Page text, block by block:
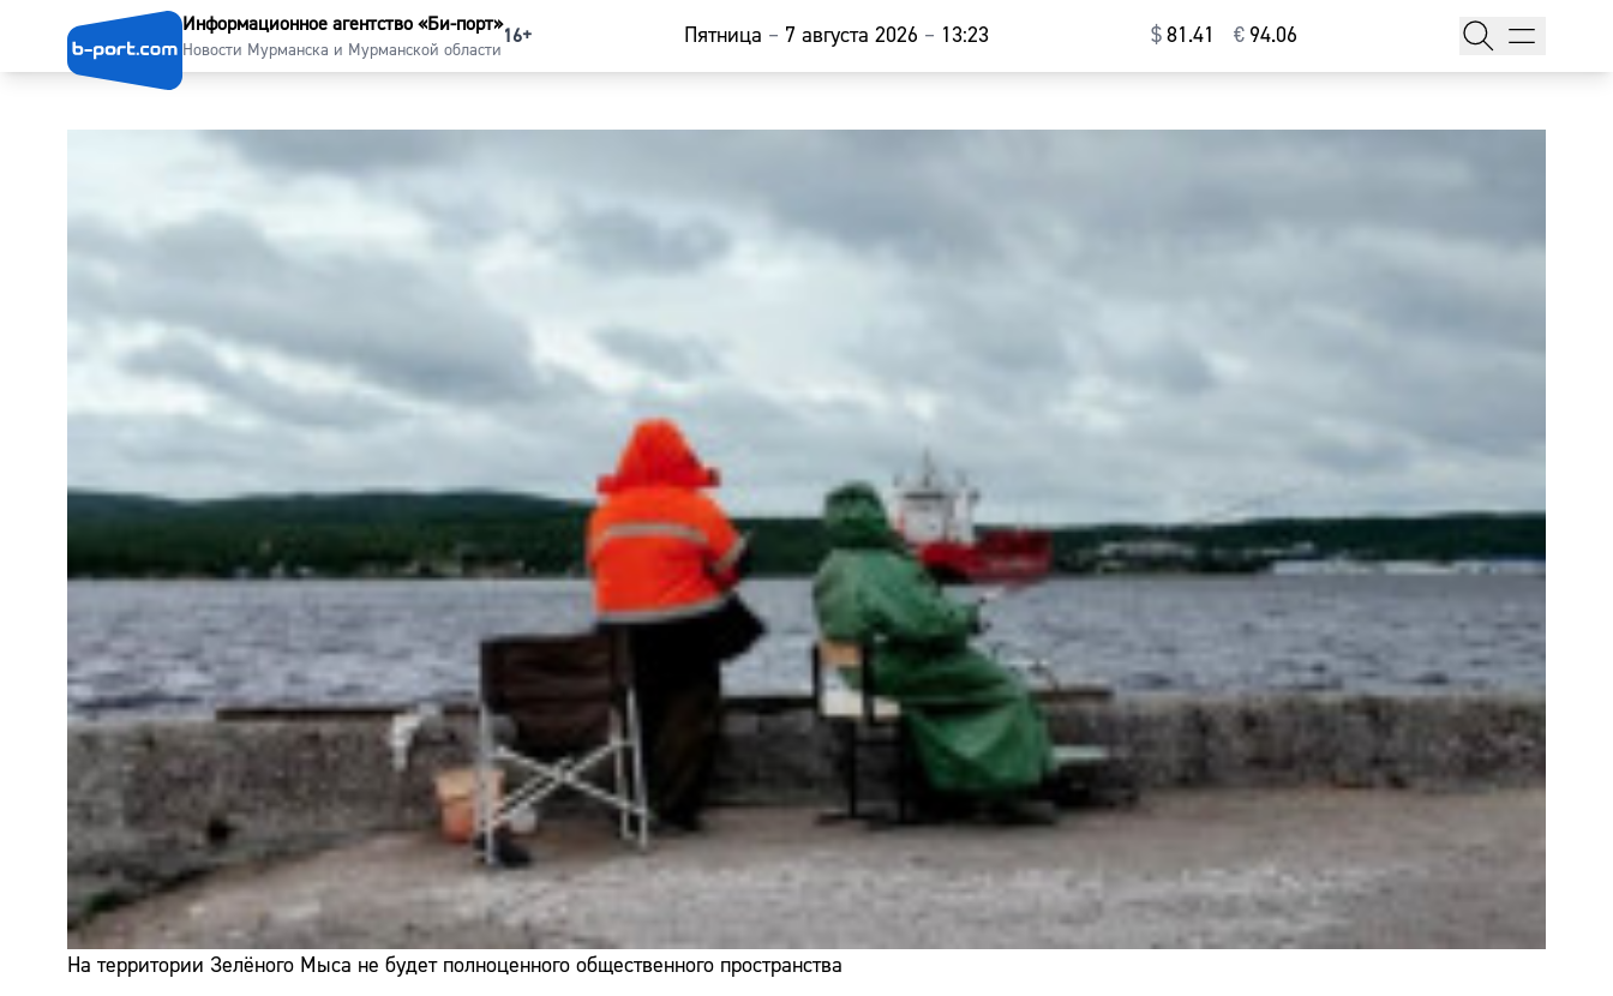
Информационное агентство «Би-порт»
Новости Мурманска и Мурманской области
16+ Пятница – 7 августа 2026 – 13:23 $⁠81.41 € ⁠94.06
На территории Зелёного Мыса не будет полноценного общественного пространства
Наши гости
Погода
Курсы валют